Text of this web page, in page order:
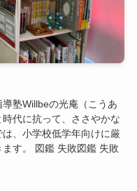
塾Willbeの光庵（こうあ
代に抗って、ささやかな
、小学校低学年向けに厳
す。 図鑑 失敗図鑑 失敗